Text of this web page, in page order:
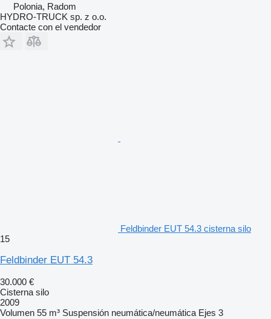
Polonia, Radom
HYDRO-TRUCK sp. z o.o.
Contacte con el vendedor
Feldbinder EUT 54.3 cisterna silo
15
Feldbinder EUT 54.3
30.000 €
Cisterna silo
2009
Volumen 55 m³ Suspensión neumática/neumática Ejes 3